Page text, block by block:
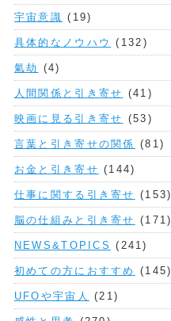
宇宙意識 (19)
具体的なノウハウ (132)
氣劫 (4)
人間関係と引き寄せ (41)
映画に見る引き寄せ (53)
言葉と引き寄せの関係 (81)
お金と引き寄せ (144)
仕事に関する引き寄せ (153)
脳の仕組みと引き寄せ (171)
NEWS&TOPICS (241)
初めての方におすすめ (145)
UFOや宇宙人 (21)